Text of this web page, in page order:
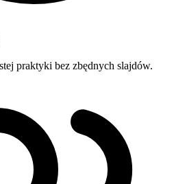
praktyki bez zbędnych slajdów.